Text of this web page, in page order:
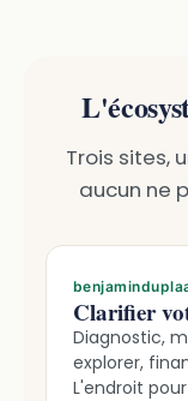
Trois sites,
aucun ne
Clarifier
Diagnostic,
explorer,
L'endroit